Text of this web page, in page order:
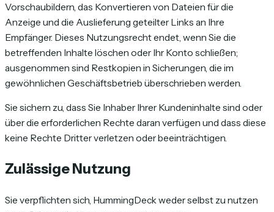
Vorschaubildern, das Konvertieren von Dateien für die
Anzeige und die Auslieferung geteilter Links an Ihre
Empfänger. Dieses Nutzungsrecht endet, wenn Sie die
betreffenden Inhalte löschen oder Ihr Konto schließen;
ausgenommen sind Restkopien in Sicherungen, die im
gewöhnlichen Geschäftsbetrieb überschrieben werden.
Sie sichern zu, dass Sie Inhaber Ihrer Kundeninhalte sind oder
über die erforderlichen Rechte daran verfügen und dass diese
keine Rechte Dritter verletzen oder beeinträchtigen.
Zulässige Nutzung
Sie verpflichten sich, HummingDeck weder selbst zu nutzen